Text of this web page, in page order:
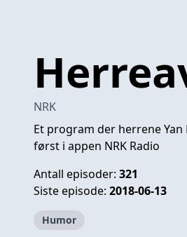
NRK
Et program der herrene
først i appen NRK Radio
Antall episoder: 321
Siste episode: 2018-06-13
Humor